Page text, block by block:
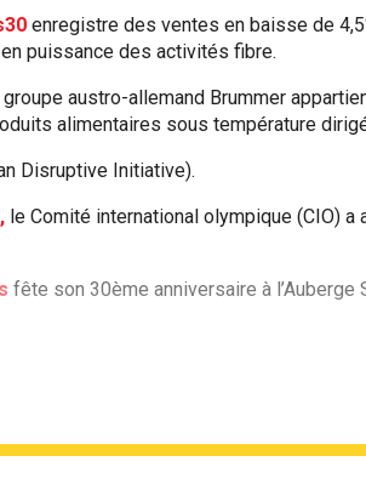
enregistre des ventes en baisse de
puissance des activités fibre.
groupe austro-allemand Brummer
alimentaires sous température
Disruptive Initiative).
le Comité international olympique (CIO)
fête son 30ème anniversaire à